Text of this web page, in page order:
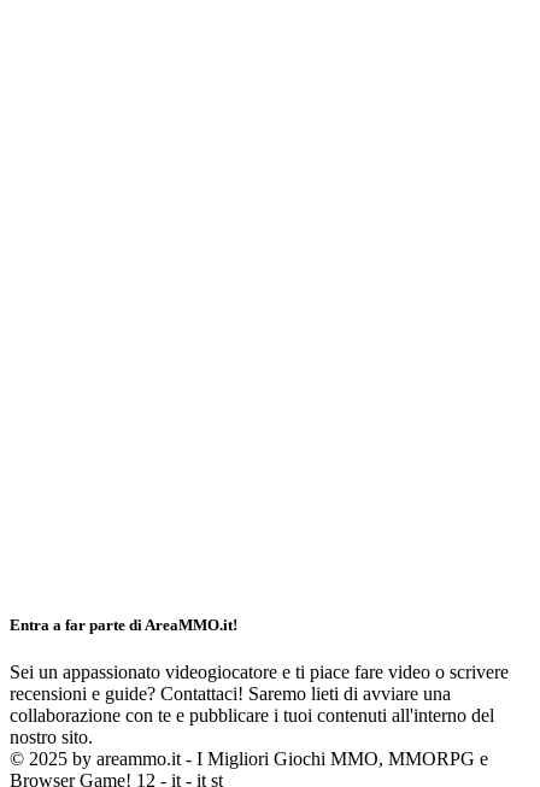
Entra a far parte di AreaMMO.it!
Sei un appassionato videogiocatore e ti piace fare video o scrivere
recensioni e guide? Contattaci! Saremo lieti di avviare una
collaborazione con te e pubblicare i tuoi contenuti all'interno del
nostro sito.
© 2025 by areammo.it - I Migliori Giochi MMO, MMORPG e
Browser Game! 12 - it - it st